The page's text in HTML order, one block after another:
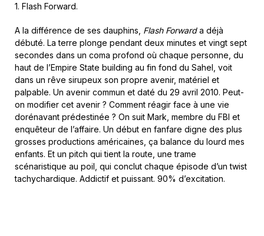
1. Flash Forward.
A la différence de ses dauphins, Flash Forwarda déjà
débuté. La terre plonge pendant deux minutes et vingt sept
secondes dans un coma profond où chaque personne, du
haut de l’Empire State building au fin fond du Sahel, voit
dans un rêve sirupeux son propre avenir, matériel et
palpable. Un avenir commun et daté du 29 avril 2010. Peut-
on modifier cet avenir ? Comment réagir face à une vie
dorénavant prédestinée ? On suit Mark, membre du FBI et
enquêteur de l’affaire. Un début en fanfare digne des plus
grosses productions américaines, ça balance du lourd mes
enfants. Et un pitch qui tient la route, une trame
scénaristique au poil, qui conclut chaque épisode d’un twist
tachychardique. Addictif et puissant. 90% d’excitation.